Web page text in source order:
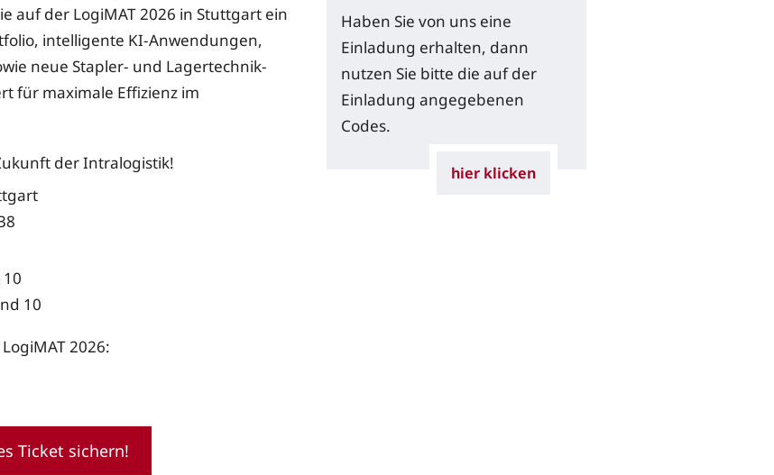
auf der LogiMAT 2026 in Stuttgart ein
intelligente KI-Anwendungen,
neue Stapler- und Lagertechnik-
für maximale Effizienz im
der Intralogistik!
10
2026:
Ticket sichern!
Haben Sie von uns eine
Einladung erhalten, dann
nutzen Sie bitte die auf der
Einladung angegebenen
Codes.
hier klicken